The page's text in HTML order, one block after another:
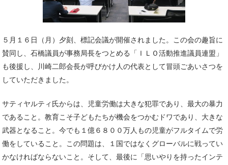
５月１６日（月）夕刻、標記会議が開催されました。この会の趣旨に
賛同し、石橋議員が事務局長をつとめる「ＩＬＯ活動推進議員連盟」
も後援し、川崎二郎会長が呼びかけ人の代表として冒頭ごあいさつを
していただきました。
サティヤルティ氏からは、児童労働は大きな犯罪であり、最大の暴力
であること。教育こそ子どもたちが機会をつかむドワであり、大きな
武器となること。今でも１億６８００万人もの児童がフルタイムで労
働をしていること。この問題は、１国ではなくグローバルに戦ってい
かなければならないこと。そして、最後に「思いやりを持ったインテ